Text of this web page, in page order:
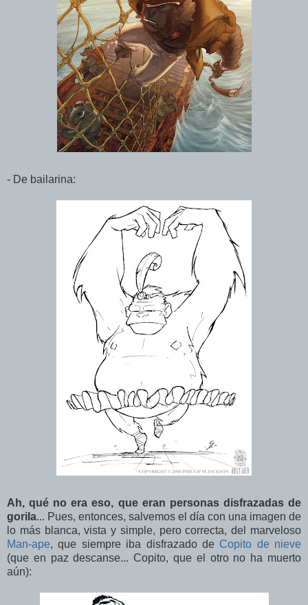
- De bailarina:
Ah, qué no era eso, que eran personas disfrazadas de
gorila... Pues, entonces, salvemos el día con una imagen de
lo más blanca, vista y simple, pero correcta, del marveloso
Man-ape, que siempre iba disfrazado de Copito de nieve
(que en paz descanse... Copito, que el otro no ha muerto
aún):